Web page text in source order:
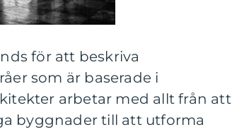
för att beskriva
som är baserade i
arbetar med allt från att
byggnader till att utforma